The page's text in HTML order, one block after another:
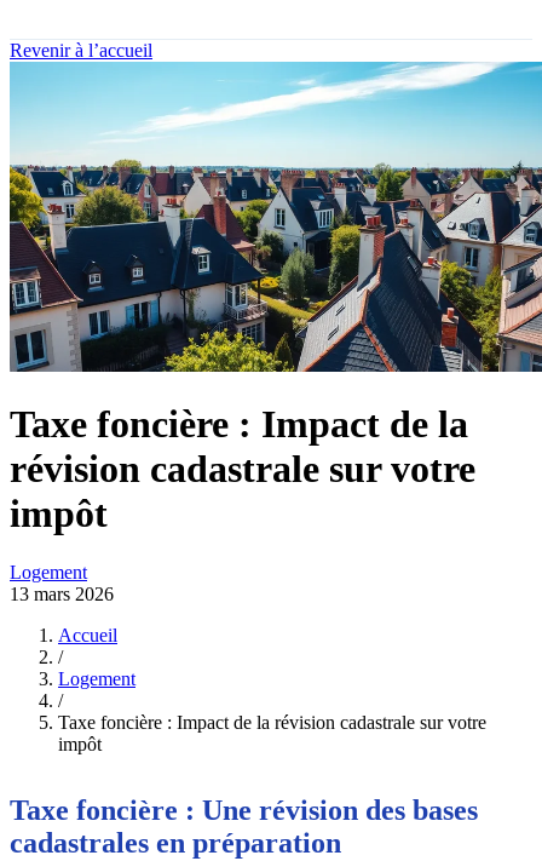
Revenir à l’accueil
Taxe foncière : Impact de la
révision cadastrale sur votre
impôt
Logement
13 mars 2026
Accueil
/
Logement
/
Taxe foncière : Impact de la révision cadastrale sur votre
impôt
Taxe foncière : Une révision des bases
cadastrales en préparation